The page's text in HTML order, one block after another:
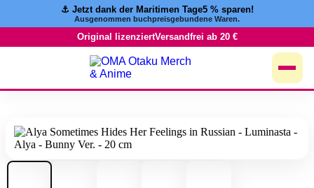
⚓️ Jetzt dank der Maritimen Tage5 % sparen!
Ausgenommen buchpreisgebundene Waren.
Original lizenziertVersandfrei ab 20 €